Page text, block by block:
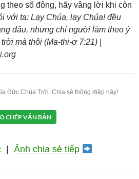
theo số đông, hãy vâng lời khi còn
với ta: Lạy Chúa, lạy Chúa! đều
đâu, nhưng chỉ người làm theo ý
mà thôi (Ma-thi-ơ 7:21) |
Đức Chúa Trời. Chia sẻ thông điệp này!
CHÉP VĂN BẢN
| Ảnh chia sẻ tiếp